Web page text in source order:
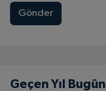
Gönder
Geçen Yıl Bugün